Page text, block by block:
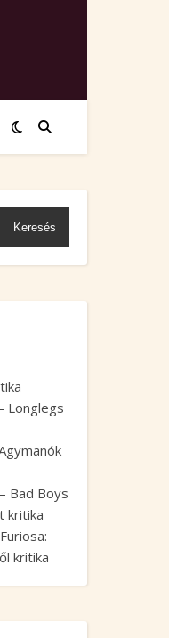
Keresés
Longlegs
Bad Boys
kritika
kritika